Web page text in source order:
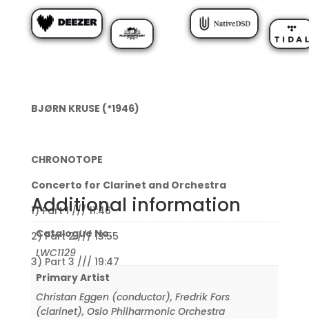
BJØRN KRUSE (*1946)
CHRONOTOPE
Concerto for Clarinet and Orchestra
1) Part 1 /// 11:46
2) Part 2 /// 13:55
3) Part 3 /// 19:47
Additional information
Catalogue No.
LWC1129
Primary Artist
Christan Eggen (conductor), Fredrik Fors
(clarinet), Oslo Philharmonic Orchestra